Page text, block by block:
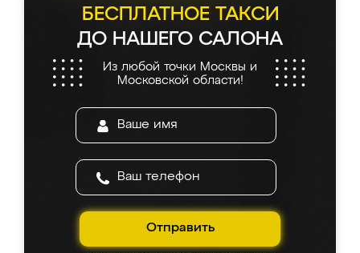
БЕСПЛАТНОЕ ТАКСИ
ДО НАШЕГО САЛОНА
Из любой точки Москвы и
Московской области!
Отправить